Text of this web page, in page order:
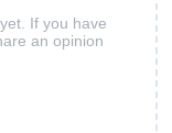
If you have
an opinion